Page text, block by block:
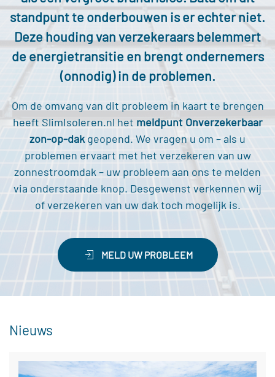
standpunt te onderbouwen iser echter niet.
Deze houding van verzekeraars belemmert
de energietransitie en brengt ondernemers
(onnodig) in de problemen.
Om de omvang van dit probleem in kaart te brengen
heeft SlimIsoleren.nl het meldpunt Onverzekerbaar
zon-op-dak geopend. We vragen u om – als u
problemen ervaart met het verzekeren van uw
zonnestroomdak – uw probleem aan ons te melden
via onderstaande knop. Desgewenst verkennen wij
of verzekeren van uw dak toch mogelijk is.
MELD UW PROBLEEM
Nieuws